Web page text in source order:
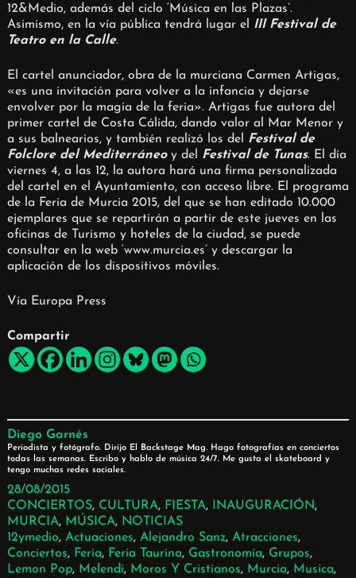
12&Medio, además del ciclo ‘Música en las Plazas’.
Asimismo, en la vía pública tendrá lugar el III Festival de
Teatro en la Calle.
El cartel anunciador, obra de la murciana Carmen Artigas,
«es una invitación para volver a la infancia y dejarse
envolver por la magia de la feria». Artigas fue autora del
primer cartel de Costa Cálida, dando valor al Mar Menor y
a sus balnearios, y también realizó los del Festival de
Folclore del Mediterráneoy del Festival de Tunas. El día
viernes 4, a las 12, la autora hará una firma personalizada
del cartel en el Ayuntamiento, con acceso libre. El programa
de la Feria de Murcia 2015, del que se han editado 10.000
ejemplares que se repartirán a partir de este jueves en las
oficinas de Turismo y hoteles de la ciudad, se puede
consultar en la web ‘www.murcia.es’ y descargar la
aplicación de los dispositivos móviles.
Vía Europa Press
Compartir
Diego Garnés
Periodista y fotógrafo. Dirijo El Backstage Mag. Hago fotografías en conciertos
todas las semanas. Escribo y hablo de música 24/7. Me gusta el skateboard y
tengo muchas redes sociales.
28/08/2015
CONCIERTOS, CULTURA, FIESTA, INAUGURACIÓN ,
MURCIA, MÚSICA, NOTICIAS
12ymedio, Actuaciones, Alejandro Sanz, Atracciones ,
Conciertos, Feria, Feria Taurina, Gastronomía, Grupos ,
Lemon Pop, Melendi, Moros Y Cristianos, Murcia, Musica ,